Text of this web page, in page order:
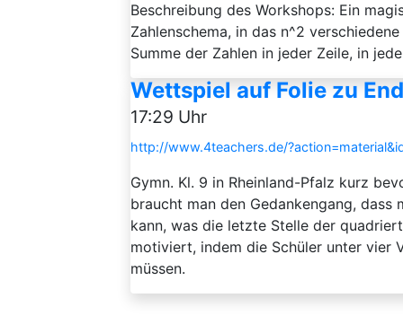
Beschreibung des Workshops: Ein
Zahlenschema, in das n^2
Summe der Zahlen in jeder Zeile, in
Wettspiel auf Folie zu
17:29 Uhr
http://www.4teachers.de/
Gymn. Kl. 9 in Rheinland-Pfalz kurz
braucht man den Gedankengang,
kann, was die letzte Stelle der
motiviert, indem die Schüler unter vier
müssen.